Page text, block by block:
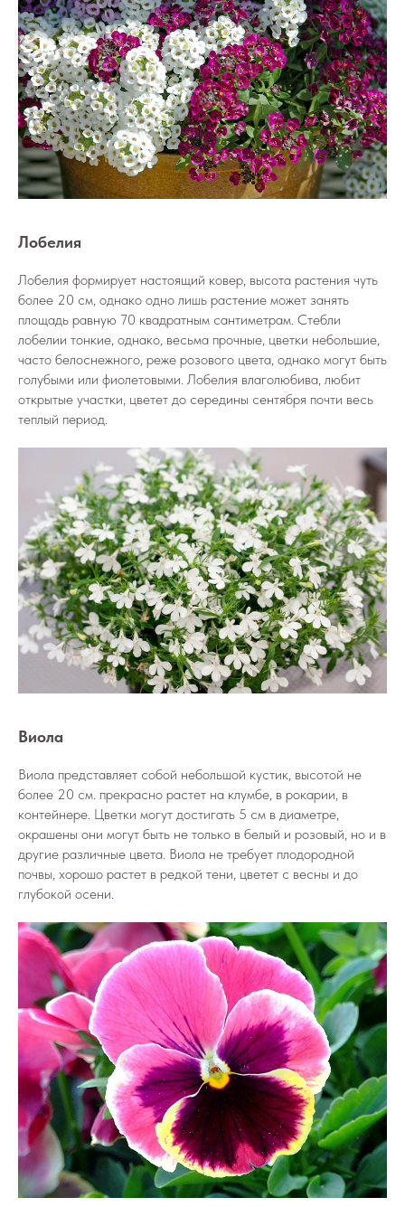
Лобелия
Лобелия формирует настоящий ковер, высота растения чуть
более 20 см, однако одно лишь растение может занять
площадь равную 70 квадратным сантиметрам. Стебли
лобелии тонкие, однако, весьма прочные, цветки небольшие,
часто белоснежного, реже розового цвета, однако могут быть
голубыми или фиолетовыми. Лобелия влаголюбива, любит
открытые участки, цветет до середины сентября почти весь
теплый период.
Виола
Виола представляет собой небольшой кустик, высотой не
более 20 см. прекрасно растет на клумбе, в рокарии, в
контейнере. Цветки могут достигать 5 см в диаметре,
окрашены они могут быть не только в белый и розовый, но и в
другие различные цвета. Виола не требует плодородной
почвы, хорошо растет в редкой тени, цветет с весны и до
глубокой осени.